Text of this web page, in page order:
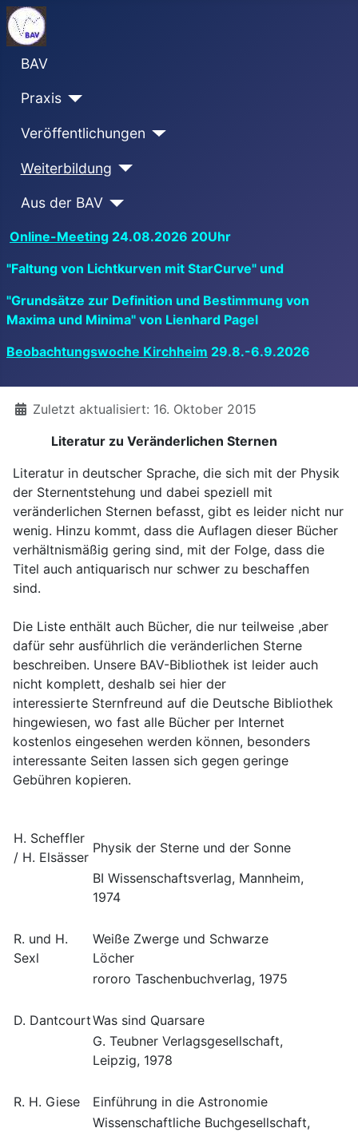
BAV
Praxis
Veröffentlichungen
Weiterbildung
Aus der BAV
Online-Meeting 24.08.2026 20Uhr
"Faltung von Lichtkurven mit StarCurve" und
"Grundsätze zur Definition und Bestimmung von
Maxima und Minima" von Lienhard Pagel
Beobachtungswoche Kirchheim 29.8.-6.9.2026
DetailsZuletzt aktualisiert: 16. Oktober 2015
Literatur zu Veränderlichen Sternen
Literatur in deutscher Sprache, die sich mit der Physik
der Sternentstehung und dabei speziell mit
veränderlichen Sternen befasst, gibt es leider nicht nur
wenig. Hinzu kommt, dass die Auflagen dieser Bücher
verhältnismäßig gering sind, mit der Folge, dass die
Titel auch antiquarisch nur schwer zu beschaffen
sind.
Die Liste enthält auch Bücher, die nur teilweise ,aber
dafür sehr ausführlich die veränderlichen Sterne
beschreiben. Unsere BAV-Bibliothek ist leider auch
nicht komplett, deshalb sei hier der
interessierte Sternfreund auf die Deutsche Bibliothek
hingewiesen, wo fast alle Bücher per Internet
kostenlos eingesehen werden können, besonders
interessante Seiten lassen sich gegen geringe
Gebühren kopieren.
H. Scheffler
/ H. Elsässer
Physik der Sterne und der Sonne
BI Wissenschaftsverlag, Mannheim,
1974
R. und H.
Sexl
Weiße Zwerge und Schwarze
Löcher
rororo Taschenbuchverlag, 1975
D. DantcourtWas sind Quarsare
G. Teubner Verlagsgesellschaft,
Leipzig, 1978
R. H. Giese
Einführung in die Astronomie
Wissenschaftliche Buchgesellschaft,